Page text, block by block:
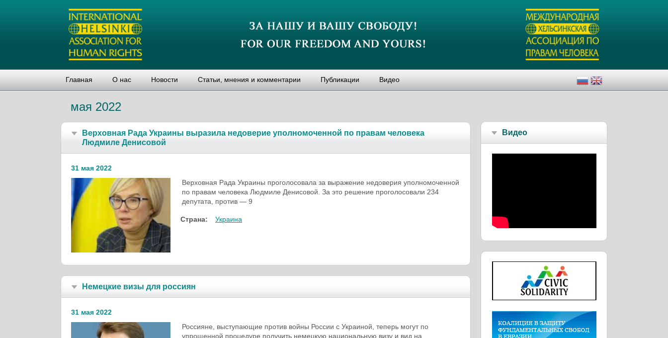
Главная О нас Новости Статьи, мнения и комментарии Публикации Видео
мая 2022
Верховная Рада Украины выразила недоверие уполномоченной по правам человека
Людмиле Денисовой
31 мая 2022
Верховная Рада Украины проголосовала за выражение недоверия уполномоченной
по правам человека Людмиле Денисовой. За это решение проголосовали 234
депутата, против — 9
Страна: Украина
Немецкие визы для россиян
31 мая 2022
Россияне, выступающие против войны России с Украиной, теперь могут по
упрощенной процедуре получить немецкую национальную визу и вид на
Видео